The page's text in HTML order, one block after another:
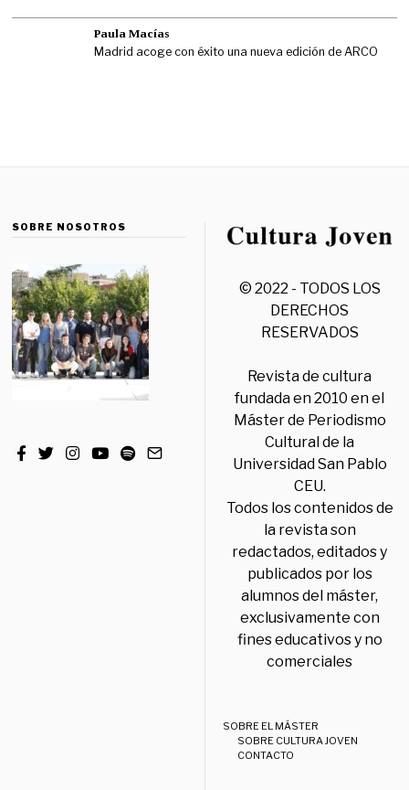
Paula Macías
Madrid acoge con éxito una nueva edición de ARCO
SOBRE NOSOTROS
© 2022 - TODOS LOS
DERECHOS
RESERVADOS
Revista de cultura
fundada en 2010 en el
Máster de Periodismo
Cultural de la
Universidad San Pablo
CEU.
Todos los contenidos de
la revista son
redactados, editados y
publicados por los
alumnos del máster,
exclusivamente con
fines educativos y no
comerciales
SOBRE EL MÁSTER
SOBRE CULTURA JOVEN
CONTACTO